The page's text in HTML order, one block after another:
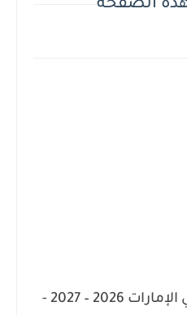
الصفحة
تقويم العام الدراسي في الإمارات 2026 – 2027 -